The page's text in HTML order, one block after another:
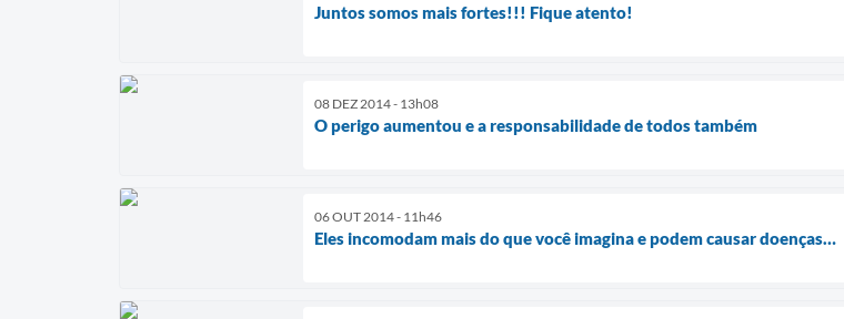
Juntos somos mais fortes!!! Fique atento!
08 DEZ 2014 - 13h08
O perigo aumentou e a responsabilidade de todos também
06 OUT 2014 - 11h46
Eles incomodam mais do que você imagina e podem causar doenças…